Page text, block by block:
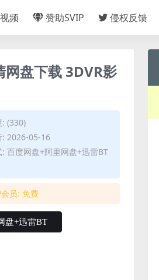
频 赞助SVIP 侵权反馈
盘下载 3DVR影
(330)
: 2026-05-16
百度网盘+阿里网盘+迅雷BT
员: 免费
盘+迅雷BT